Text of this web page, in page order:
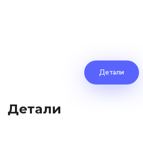
Детали
Детали